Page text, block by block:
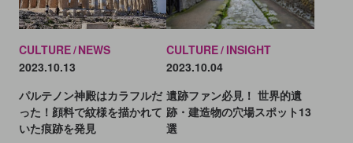
CULTURE NEWS
2023.10.13
パルテノン神殿はカラフルだ
った！顔料で紋様を描かれて
いた痕跡を発見
CULTURE INSIGHT
2023.10.04
遺跡ファン必見！ 世界的遺
跡・建造物の穴場スポット13
選